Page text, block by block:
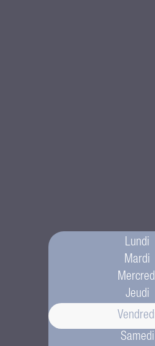
Lundi
Mardi
Jeudi
Samedi